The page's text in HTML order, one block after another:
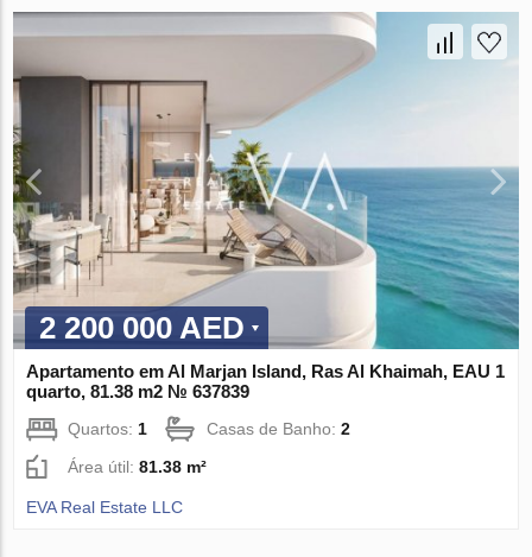
2 200 000 AED
Apartamento em Al Marjan Island, Ras Al Khaimah, EAU 1
quarto, 81.38 m2 № 637839
Quartos: 1 Casas de Banho:2
Área útil:81.38 m²
EVA Real Estate LLC